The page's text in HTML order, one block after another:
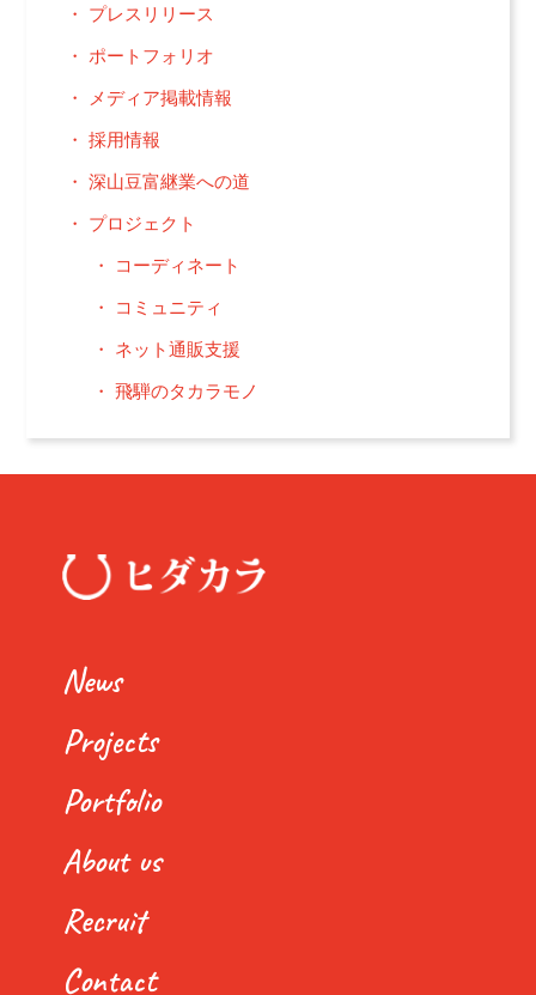
プレスリリース
ポートフォリオ
メディア掲載情報
採用情報
深山豆富継業への道
プロジェクト
コーディネート
コミュニティ
ネット通販支援
飛騨のタカラモノ
News
Projects
Portfolio
About us
Recruit
Contact